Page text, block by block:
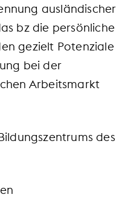
ausländischer
bz die persönliche
gezielt Potenziale
bei der
Arbeitsmarkt
des